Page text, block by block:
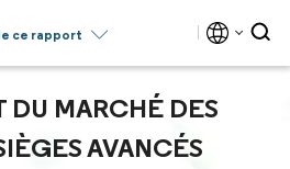
ce rapport
DU MARCHÉ DES
AVANCÉS